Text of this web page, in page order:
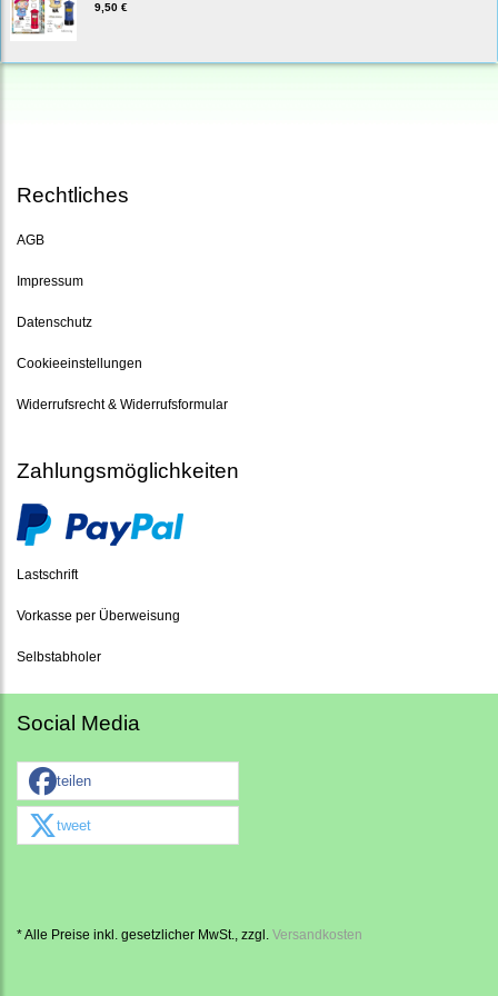
9,50 €
Rechtliches
AGB
Impressum
Datenschutz
Cookieeinstellungen
Widerrufsrecht & Widerrufsformular
Zahlungsmöglichkeiten
Lastschrift
Vorkasse per Überweisung
Selbstabholer
Social Media
teilen
tweet
* Alle Preise inkl. gesetzlicher MwSt., zzgl. Versandkosten